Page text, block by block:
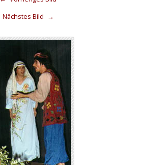
Nächstes Bild →